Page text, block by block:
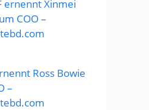
ernennt Xinmei
COO –
Ross Bowie
–